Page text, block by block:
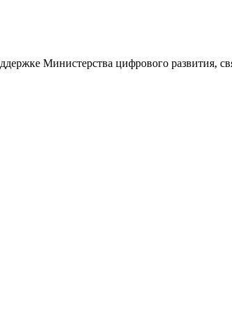
Министерства цифрового развития,